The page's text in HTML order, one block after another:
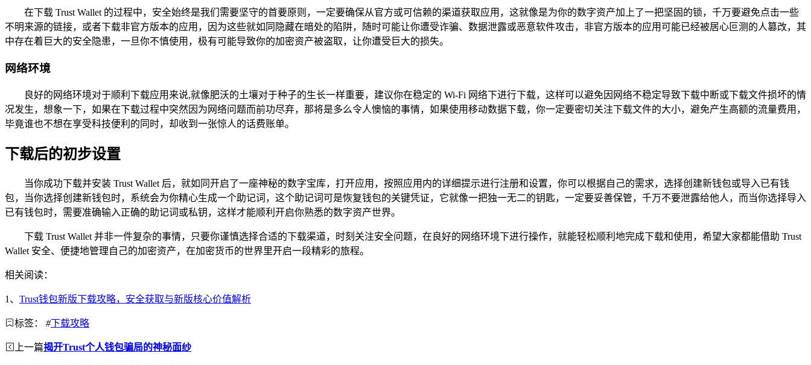
在下载 Trust Wallet 的过程中，安全始终是我们需要坚守的首要原则，一定要确保从官方或可信赖的渠道获取应用，这就像是为你的数字资产加上了一把坚固的锁，千万要避免点击一些
不明来源的链接，或者下载非官方版本的应用，因为这些就如同隐藏在暗处的陷阱，随时可能让你遭受诈骗、数据泄露或恶意软件攻击，非官方版本的应用可能已经被居心叵测的人篡改，其
中存在着巨大的安全隐患，一旦你不慎使用，极有可能导致你的加密资产被盗取，让你遭受巨大的损失。
网络环境
良好的网络环境对于顺利下载应用来说,就像肥沃的土壤对于种子的生长一样重要，建议你在稳定的 Wi-Fi 网络下进行下载，这样可以避免因网络不稳定导致下载中断或下载文件损坏的情
况发生，想象一下，如果在下载过程中突然因为网络问题而前功尽弃，那将是多么令人懊恼的事情，如果使用移动数据下载，你一定要密切关注下载文件的大小，避免产生高额的流量费用，
毕竟谁也不想在享受科技便利的同时，却收到一张惊人的话费账单。
下载后的初步设置
当你成功下载并安装 Trust Wallet 后，就如同开启了一座神秘的数字宝库，打开应用，按照应用内的详细提示进行注册和设置，你可以根据自己的需求，选择创建新钱包或导入已有钱
包，当你选择创建新钱包时，系统会为你精心生成一个助记词，这个助记词可是恢复钱包的关键凭证，它就像一把独一无二的钥匙，一定要妥善保管，千万不要泄露给他人，而当你选择导入
已有钱包时，需要准确输入正确的助记词或私钥，这样才能顺利开启你熟悉的数字资产世界。
下载 Trust Wallet 并非一件复杂的事情，只要你谨慎选择合适的下载渠道，时刻关注安全问题，在良好的网络环境下进行操作，就能轻松顺利地完成下载和使用，希望大家都能借助 Trust
Wallet 安全、便捷地管理自己的加密资产，在加密货币的世界里开启一段精彩的旅程。
相关阅读：
1、 Trust钱包新版下载攻略，安全获取与新版核心价值解析
标签： #下载攻略
上一篇揭开Trust个人钱包骗局的神秘面纱